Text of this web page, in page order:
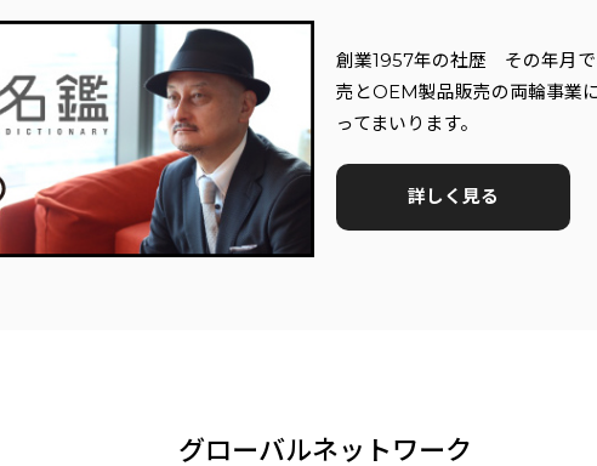
創業1957年の社歴 その年月
売とOEM製品販売の両輪事業
ってまいります。
詳しく見る
グローバルネットワーク